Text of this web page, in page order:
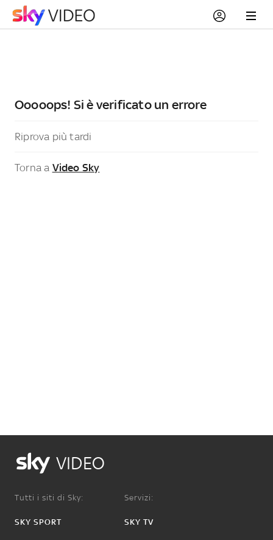
Ooooops! Si è verificato un errore
Riprova più tardi
Torna a Video Sky
VIDEO
Tutti i siti di Sky:
SKY SPORT
Servizi:
SKY TV